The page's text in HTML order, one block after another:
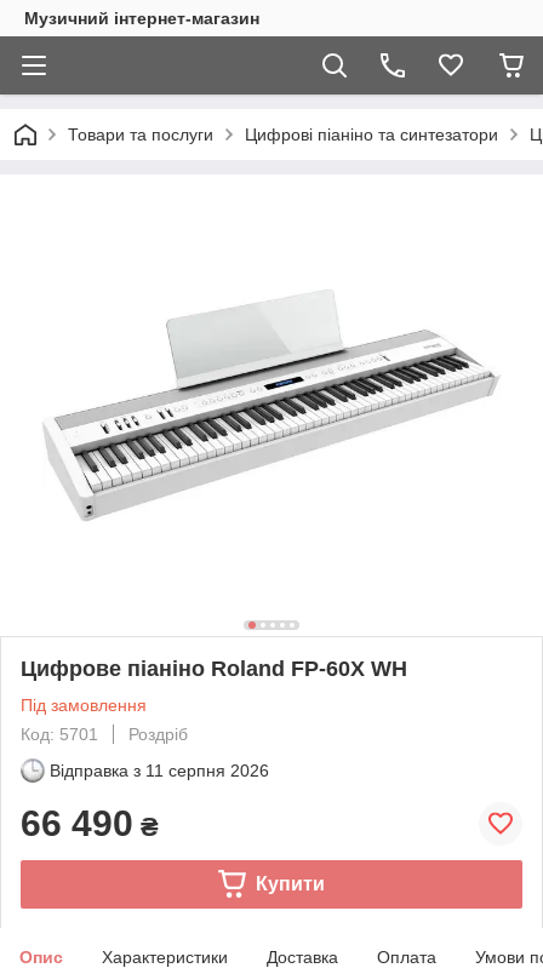
Музичний інтернет-магазин
Товари та послуги Цифрові піаніно та синтезатори
Цифрове піаніно Roland FP-60X WH
Під замовлення
Код: 5701
Роздріб
Відправка з 11 серпня 2026
66 490 ₴
Купити
Опис Характеристики Доставка Оплата Умови